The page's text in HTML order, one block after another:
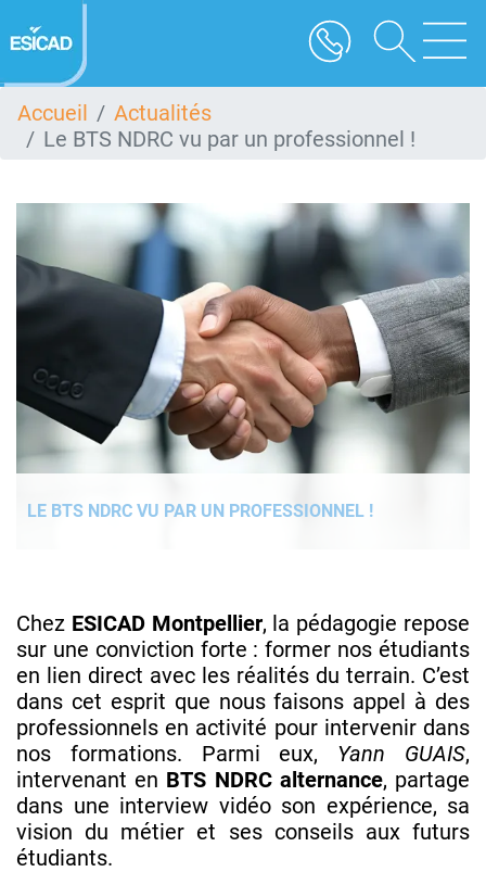
au
contenu
Accueil
Actualités
Le BTS NDRC vu par un professionnel !
LE BTS NDRC VU PAR UN PROFESSIONNEL !
Chez ESICAD Montpellier, la pédagogie repose
sur une conviction forte : former nos étudiants
en lien direct avec les réalités du terrain. C’est
dans cet esprit que nous faisons appel à des
professionnels en activité pour intervenir dans
nos formations. Parmi eux, Yann GUAIS,
intervenant en BTS NDRC alternance, partage
dans une interview vidéo son expérience, sa
vision du métier et ses conseils aux futurs
étudiants.